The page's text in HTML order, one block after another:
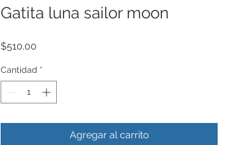
Gatita luna sailor moon
$510.00
Cantidad *
Agregar al carrito